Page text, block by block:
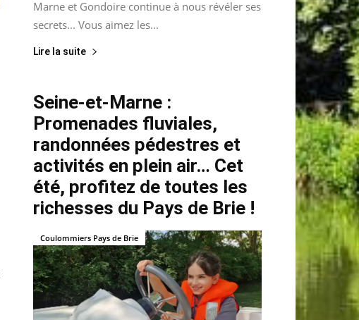
Marne et Gondoire continue à nous révéler ses
secrets... Vous aimez les...
Lire la suite
Seine-et-Marne :
Promenades fluviales,
randonnées pédestres et
activités en plein air… Cet
été, profitez de toutes les
richesses du Pays de Brie !
Coulommiers Pays de Brie